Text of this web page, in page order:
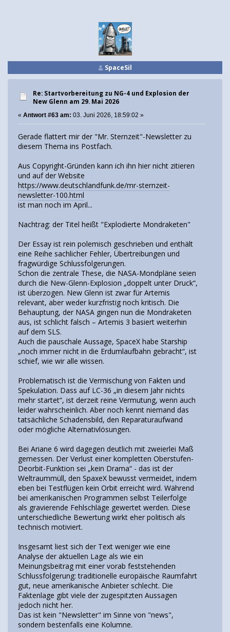
SpaceSil
Re: Startvorbereitung zu NG-4 und Explosion der
New Glenn am 29. Mai 2026
« Antwort #63 am: 03. Juni 2026, 18:59:02 »
Gerade flattert mir der "Mr. Sternzeit"-Newsletter zu
diesem Thema ins Postfach.
Aus Copyright-Gründen kann ich ihn hier nicht zitieren
und auf der Website
https://www.deutschlandfunk.de/mr-sternzeit-
newsletter-100.html
ist man noch im April...
Nachtrag: der Titel heißt "Explodierte Mondraketen"
Der Essay ist rein polemisch geschrieben und enthält
eine Reihe sachlicher Fehler, Übertreibungen und
fragwürdige Schlussfolgerungen.
Schon die zentrale These, die NASA-Mondpläne seien
durch die New-Glenn-Explosion „doppelt unter Druck“,
ist überzogen. New Glenn ist zwar für Artemis
relevant, aber weder kurzfristig noch kritisch. Die
Behauptung, der NASA gingen nun die Mondraketen
aus, ist schlicht falsch – Artemis 3 basiert weiterhin
auf dem SLS.
Auch die pauschale Aussage, SpaceX habe Starship
„noch immer nicht in die Erdumlaufbahn gebracht“, ist
schief, wie wir alle wissen.
Problematisch ist die Vermischung von Fakten und
Spekulation. Dass auf LC-36 „in diesem Jahr nichts
mehr startet“, ist derzeit reine Vermutung, wenn auch
leider wahrscheinlich. Aber noch kennt niemand das
tatsächliche Schadensbild, den Reparaturaufwand
oder mögliche Alternativlösungen.
Bei Ariane 6 wird dagegen deutlich mit zweierlei Maß
gemessen. Der Verlust einer kompletten Oberstufen-
Deorbit-Funktion sei „kein Drama“ - das ist der
Weltraummüll, den SpaxeX bewusst vermeidet, indem
eben bei Testflügen kein Orbit erreicht wird. Während
bei amerikanischen Programmen selbst Teilerfolge
als gravierende Fehlschläge gewertet werden. Diese
unterschiedliche Bewertung wirkt eher politisch als
technisch motiviert.
Insgesamt liest sich der Text weniger wie eine
Analyse der aktuellen Lage als wie ein
Meinungsbeitrag mit einer vorab feststehenden
Schlussfolgerung: traditionelle europäische Raumfahrt
gut, neue amerikanische Anbieter schlecht. Die
Faktenlage gibt viele der zugespitzten Aussagen
jedoch nicht her.
Das ist kein "Newsletter" im Sinne von "news",
sondern bestenfalls eine Kolumne.